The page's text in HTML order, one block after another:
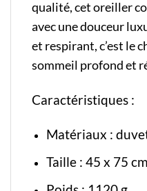
qualité, cet oreiller
avec une douceur
et respirant, c’est le
sommeil profond et
Caractéristiques :
Matériaux :
Taille : 45 x 75 cm